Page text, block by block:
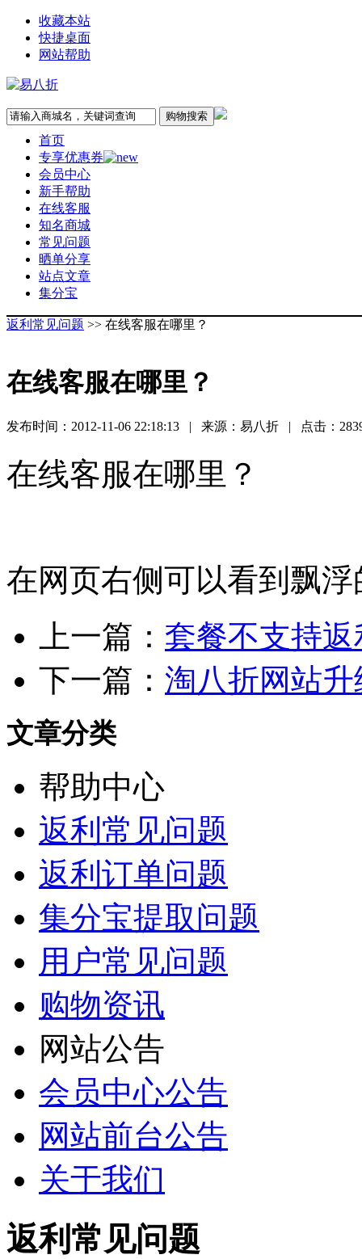
收藏本站
快捷桌面
网站帮助
首页
专享优惠券
会员中心
新手帮助
在线客服
知名商城
常见问题
晒单分享
站点文章
集分宝
返利常见问题 >> 在线客服在哪里？
在线客服在哪里？
发布时间：2012-11-06 22:18:13 | 来源：易八折 | 点击：
在线客服在哪里？
在网页右侧可以看到飘
上一篇： 套餐不支持返
下一篇： 淘八折网站
文章分类
帮助中心
返利常见问题
返利订单问题
集分宝提取问题
用户常见问题
购物资讯
网站公告
会员中心公告
网站前台公告
关于我们
返利常见问题